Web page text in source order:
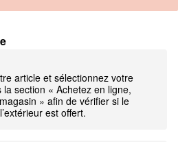
article et sélectionnez votre
la section « Achetez en ligne,
» afin de vérifier si le
est offert.